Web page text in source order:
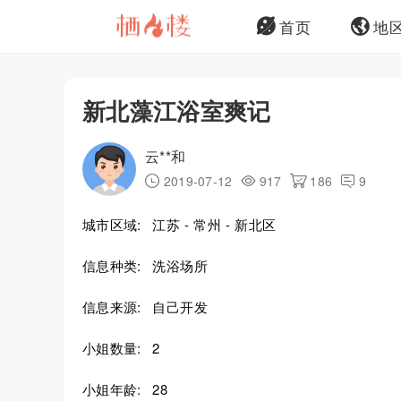
首页 地
新北藻江浴室爽记
云**和
2019-07-12 917 186 9
城市区域: 江苏 - 常州 - 新北区
信息种类: 洗浴场所
信息来源: 自己开发
小姐数量: 2
小姐年龄: 28